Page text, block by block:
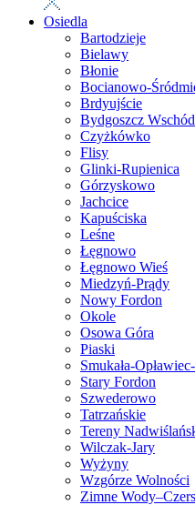
Osiedla
Bartodzieje
Bielawy
Błonie
Bocianowo-
Brdyujście
Bydgoszcz
Czyżkówko
Flisy
Glinki-Rupienica
Górzyskowo
Jachcice
Kapuściska
Leśne
Łęgnowo
Łęgnowo Wieś
Miedzyń-Prądy
Nowy Fordon
Okole
Osowa Góra
Piaski
Smukała-
Stary Fordon
Szwederowo
Tatrzańskie
Tereny
Wilczak-Jary
Wyżyny
Wzgórze Wolności
Zimne